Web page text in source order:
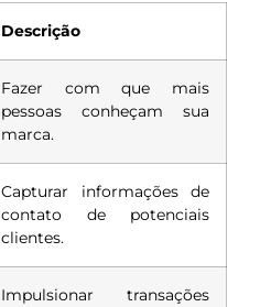
Descrição
Fazer com que mais
pessoas conheçam sua
marca.
Capturar informações de
contato de potenciais
clientes.
Impulsionar transações